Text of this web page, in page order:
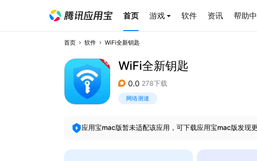
首页 游戏 软件 资讯 帮助
首页 软件 WiFi全新钥匙
WiFi全新钥匙
0.0 278下载
网络测速
应用宝mac版暂未适配该应用，可下载应用宝mac版发现